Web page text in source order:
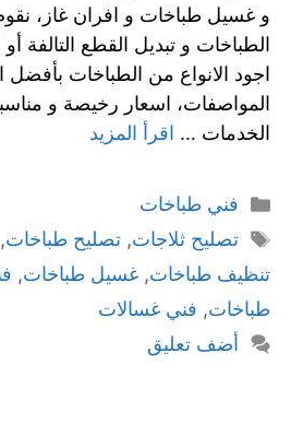
و غسيل طباخات و افران غاز،
الطباخات و تبديل القطع التالفة
اجود الانواع من الطباخات بأفضل
المواصفات، اسعار رخيصة و
الخدمات … اقرأ المزيد
فني طباخات
تصليح ثلاجات, تصليح طباخات,
تنظيف طباخات, غسيل طباخات,
طباخات, فني غسالات
أضف تعليق